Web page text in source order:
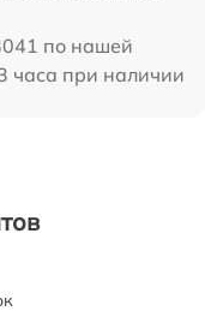
по нашей
часа при наличии